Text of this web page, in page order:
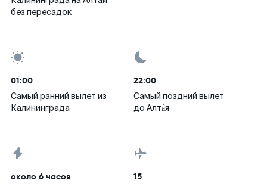
без пересадок
01:00
Самый ранний вылет из
Калининграда
22:00
Самый поздний вылет
до Алта́я
около 6 часов 15